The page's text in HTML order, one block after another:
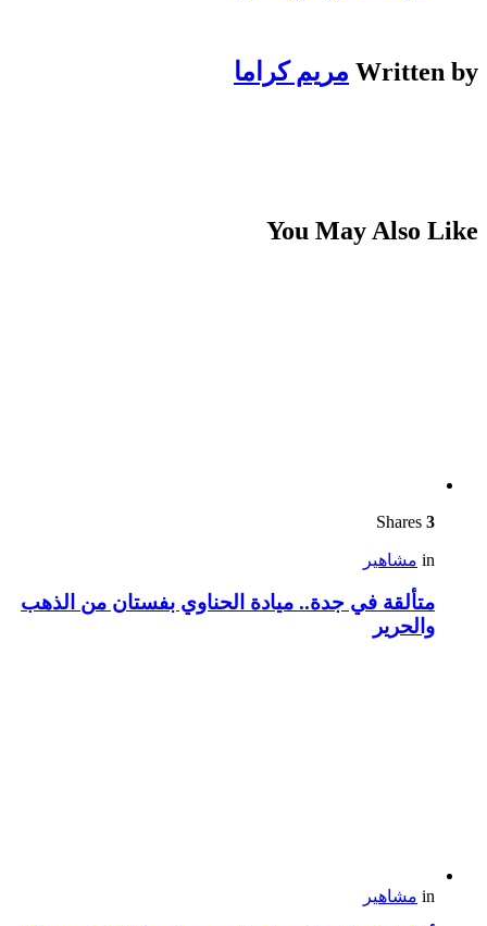
Written by مريم كراما
You May Also Like
3
in مشاهير
متألقة في جدة.. ميادة الحناوي بفستان من الذهب
والحرير
in مشاهير